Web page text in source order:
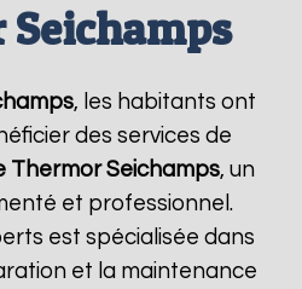
, les habitants ont
des services de
Thermor Seichamps, un
et professionnel.
est spécialisée dans
et la maintenance